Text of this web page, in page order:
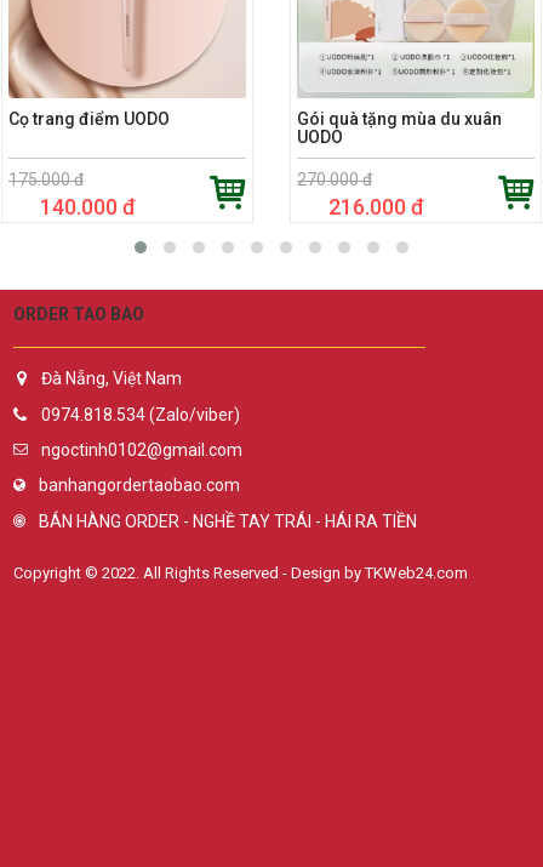
Cọ trang điểm UODO
175.000 đ
140.000 đ
Gói quà tặng mùa du xuân
UODO
270.000 đ
216.000 đ
ORDER TAO BAO
Đà Nẵng, Việt Nam
0974.818.534 (Zalo/viber)
ngoctinh0102@gmail.com
banhangordertaobao.com
BÁN HÀNG ORDER - NGHỀ TAY TRÁI - HÁI RA TIỀN
Copyright © 2022. All Rights Reserved - Design by TKWeb24.com